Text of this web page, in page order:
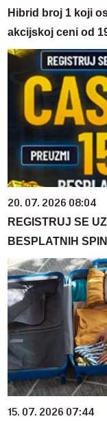
Hibrid broj 1 koji
akcijskoj ceni od
20. 07. 2026 08:04
REGISTRUJ SE
BESPLATNIH
15. 07. 2026 07:44